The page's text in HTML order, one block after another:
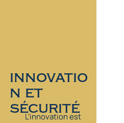
innovatio
n et
sécurité
L’innovation est